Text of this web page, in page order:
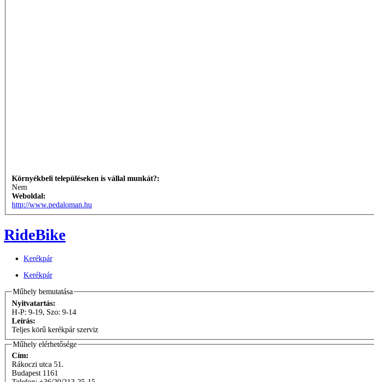
Környékbeli településeken is vállal munkát?:
Nem
Weboldal:
http://www.pedaloman.hu
RideBike
Kerékpár
Kerékpár
Műhely bemutatása
Nyitvatartás:
H-P: 9-19, Szo: 9-14
Leírás:
Teljes körű kerékpár szerviz
Műhely elérhetősége
Cím:
Rákoczi utca 51.
Budapest 1161